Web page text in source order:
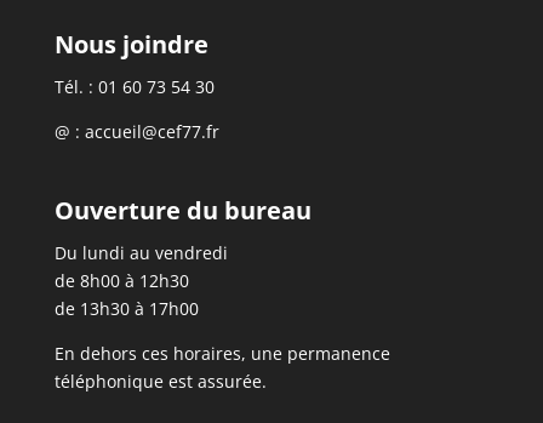
Nous joindre
Tél. : 01 60 73 54 30
@ : accueil@cef77.fr
Ouverture du bureau
Du lundi au vendredi
de 8h00 à 12h30
de 13h30 à 17h00
En dehors ces horaires, une permanence
téléphonique est assurée.